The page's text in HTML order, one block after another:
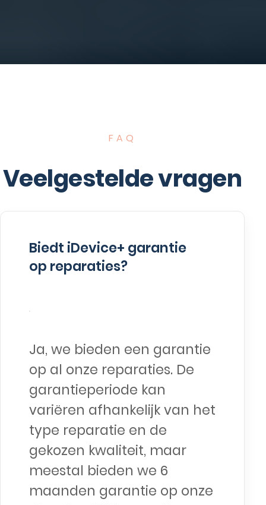
FAQ
Veelgestelde vragen
Biedt iDevice+ garantie
op reparaties?
Ja, we bieden een garantie
op al onze reparaties. De
garantieperiode kan
variëren afhankelijk van het
type reparatie en de
gekozen kwaliteit, maar
meestal bieden we 6
maanden garantie op onze